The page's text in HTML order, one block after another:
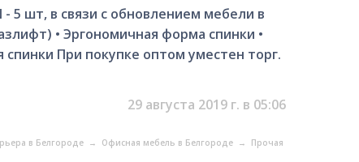
5 шт, в связи с обновлением мебели в
• Эргономичная форма спинки •
При покупке оптом уместен торг.
29 августа 2019 г. в 05:06
в Белгороде → Офисная мебель в Белгороде → Прочая